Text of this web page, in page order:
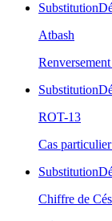
Substitution
Atbash
Substitution
ROT-13
Cas
Substitution
Chiffre de